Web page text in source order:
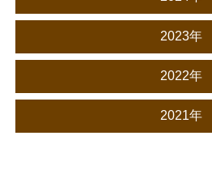
2023年
2022年
2021年